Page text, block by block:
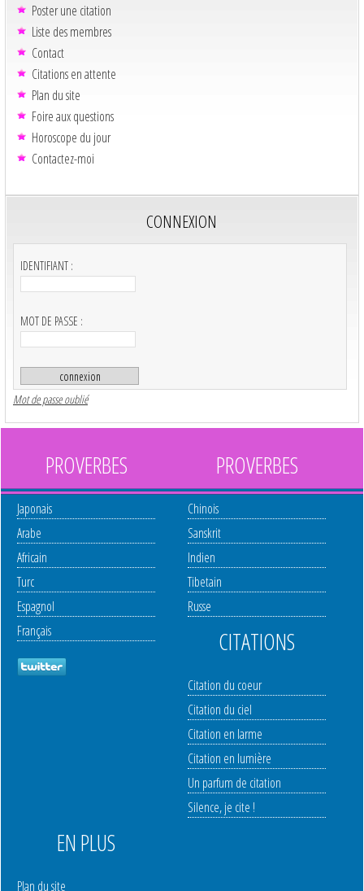
Poster une citation
Liste des membres
Contact
Citations en attente
Plan du site
Foire aux questions
Horoscope du jour
Contactez-moi
CONNEXION
IDENTIFIANT :
MOT DE PASSE :
Mot de passe oublié
PROVERBES
Japonais
Arabe
Africain
Turc
Espagnol
Français
PROVERBES
Chinois
Sanskrit
Indien
Tibetain
Russe
CITATIONS
Citation du coeur
Citation du ciel
Citation en larme
Citation en lumière
Un parfum de citation
Silence, je cite !
EN PLUS
Plan du site